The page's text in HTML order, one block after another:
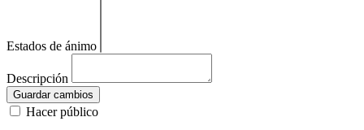
Estados de ánimo
Descripción
Guardar cambios
Hacer público